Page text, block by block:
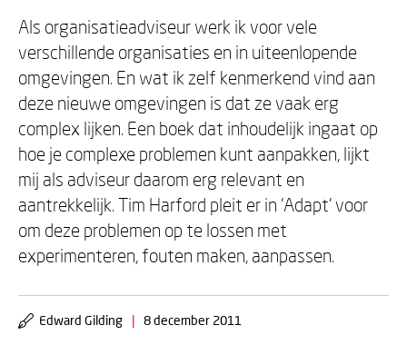
Als organisatieadviseur werk ik voor vele
verschillende organisaties en in uiteenlopende
omgevingen. En wat ik zelf kenmerkend vind aan
deze nieuwe omgevingen is dat ze vaak erg
complex lijken. Een boek dat inhoudelijk ingaat op
hoe je complexe problemen kunt aanpakken, lijkt
mij als adviseur daarom erg relevant en
aantrekkelijk. Tim Harford pleit er in 'Adapt' voor
om deze problemen op te lossen met
experimenteren, fouten maken, aanpassen.
Edward Gilding | 8 december 2011